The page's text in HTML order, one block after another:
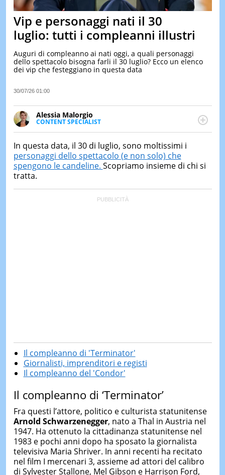
&
TEST
LE
LE
DI
IERI
Vip e personaggi nati il 30
luglio: tutti i compleanni illustri
Auguri di compleanno ai nati oggi, a quali personaggi
dello spettacolo bisogna farli il 30 luglio? Ecco un elenco
dei vip che festeggiano in questa data
30/07/26 01:00
Alessia Malorgio
CONTENT SPECIALIST
Ha conseguito un Master in Marketing Management
occupa della creazione di contenuti in ottica SEO e
dello sviluppo di strategie marketing attraverso
canali digitali.
In questa data, il 30 di luglio, sono moltissimi i
personaggi dello spettacolo (e non solo) che
spengono le candeline. Scopriamo insieme di chi si
tratta.
Il compleanno di 'Terminator'
Giornalisti, imprenditori e registi
Il compleanno del 'Condor'
Il compleanno di ‘Terminator’
Fra questi l’attore, politico e culturista statunitense
Arnold Schwarzenegger, nato a Thal in Austria nel
1947. Ha ottenuto la cittadinanza statunitense nel
1983 e pochi anni dopo ha sposato la giornalista
televisiva Maria Shriver. In anni recenti ha recitato
nel film I mercenari 3, assieme ad attori del calibro
di Sylvester Stallone, Mel Gibson e Harrison Ford,